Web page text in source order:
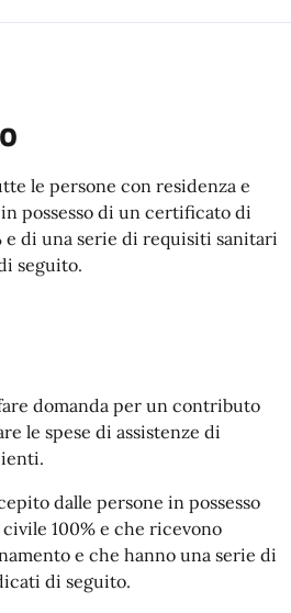
le persone con residenza e
possesso di un certificato di
e di una serie di requisiti sanitari
seguito.
domanda per un contributo
le spese di assistenze di
dalle persone in possesso
100% e che ricevono
e che hanno una serie di
di seguito.